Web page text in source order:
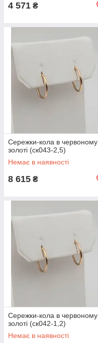
4 571 ₴
Сережки-кола в червоному
золоті (ск043-2,5)
Немає в наявності
8 615 ₴
Сережки-кола в червоному
золоті (ск042-1,2)
Немає в наявності